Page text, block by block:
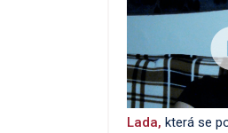
Lada, která se